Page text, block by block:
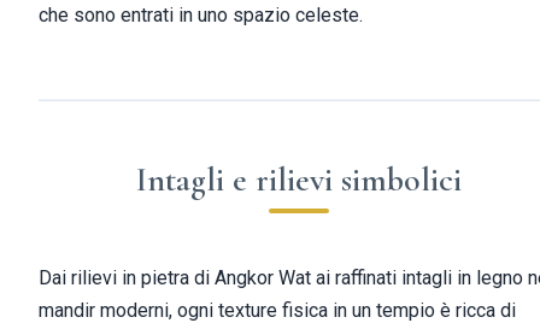
che sono entrati in uno spazio celeste.
Intagli e rilievi simbolici
Dai rilievi in pietra di Angkor Wat ai raffinati intagli in legno
mandir moderni, ogni texture fisica in un tempio è ricca di